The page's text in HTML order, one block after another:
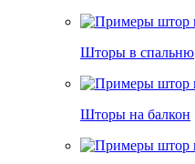
Шторы в спальню
Шторы на балкон